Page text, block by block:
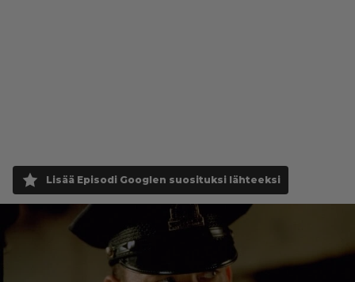
Lisää Episodi Googlen suosituksi lähteeksi